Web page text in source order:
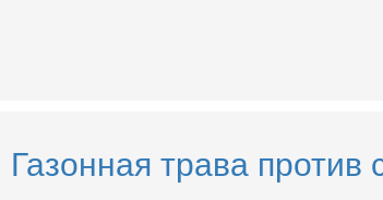
Газонная трава